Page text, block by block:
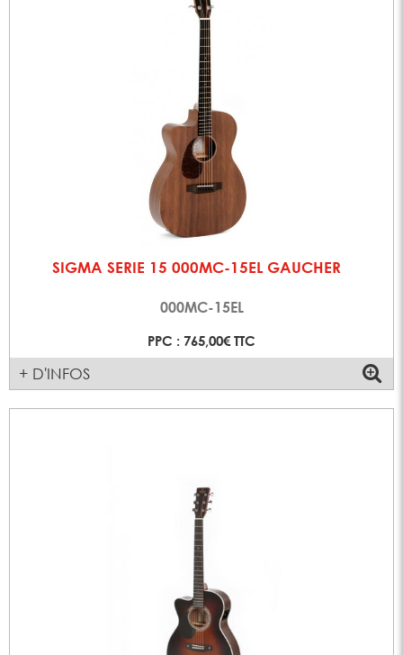
SIGMA SERIE 15 000MC-15EL GAUCHER
000MC-15EL
PPC : 765,00€ TTC
+ D'INFOS